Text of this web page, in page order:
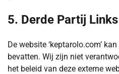
5. Derde Partij
De website ‘keptarolo.com’
bevatten. Wij zijn niet
het beleid van deze externe